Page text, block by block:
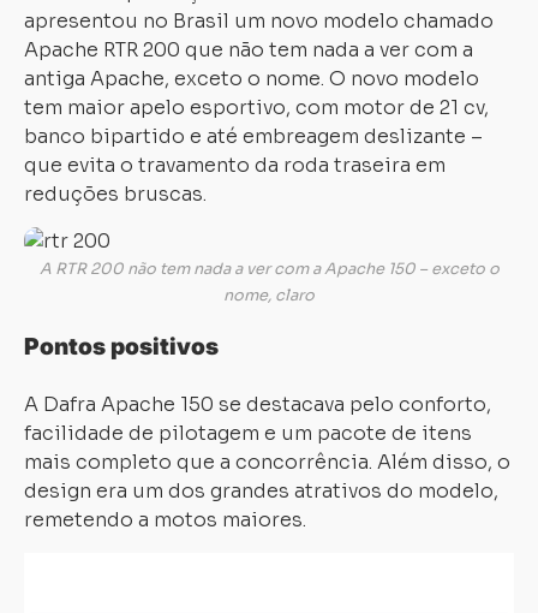
apresentou no Brasil um novo modelo chamado
Apache RTR 200 que não tem nada a ver com a
antiga Apache, exceto o nome. O novo modelo
tem maior apelo esportivo, com motor de 21 cv,
banco bipartido e até embreagem deslizante –
que evita o travamento da roda traseira em
reduções bruscas.
A RTR 200 não tem nada a ver com a Apache 150 – exceto o
nome, claro
Pontos positivos
A Dafra Apache 150 se destacava pelo conforto,
facilidade de pilotagem e um pacote de itens
mais completo que a concorrência. Além disso, o
design era um dos grandes atrativos do modelo,
remetendo a motos maiores.